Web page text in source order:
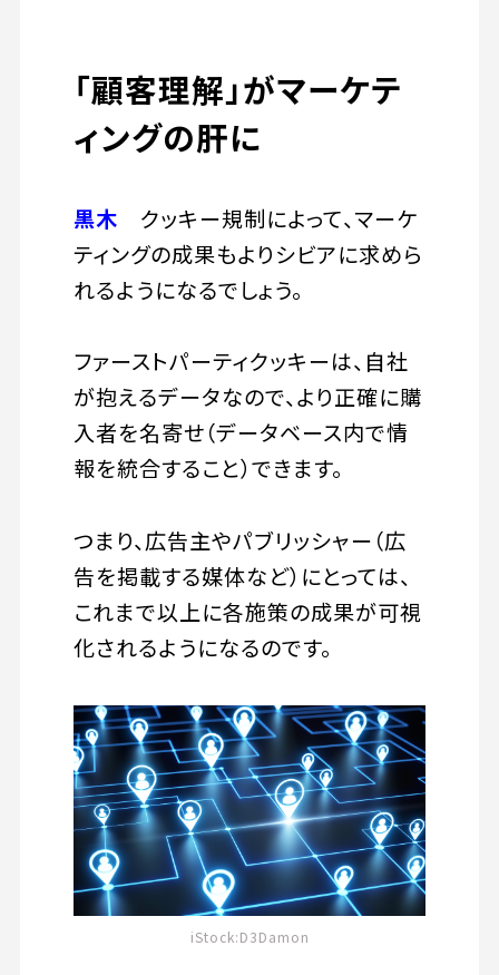
「顧客理解」がマーケテ
ィングの肝に
黒木 クッキー規制によって、マーケ
ティングの成果もよりシビアに求めら
れるようになるでしょう。
ファーストパーティクッキーは、自社
が抱えるデータなので、より正確に購
入者を名寄せ（データベース内で情
報を統合すること）できます。
つまり、広告主やパブリッシャー（広
告を掲載する媒体など）にとっては、
これまで以上に各施策の成果が可視
化されるようになるのです。
iStock:D3Damon